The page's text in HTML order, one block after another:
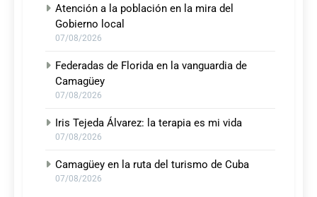
Atención a la población en la mira del
Gobierno local
07/08/2026
Federadas de Florida en la vanguardia de
Camagüey
07/08/2026
Iris Tejeda Álvarez: la terapia es mi vida
07/08/2026
Camagüey en la ruta del turismo de Cuba
07/08/2026